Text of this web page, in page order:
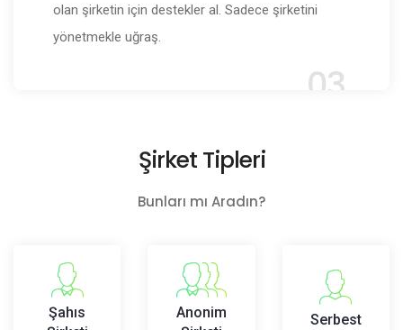
olan şirketin için destekler al. Sadece şirketini
yönetmekle uğraş.
03
Şirket Tipleri
Bunları mı Aradın?
Şahıs
Anonim
Serbest